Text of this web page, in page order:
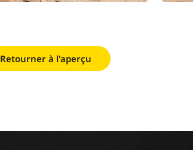
Retourner à l'aperçu